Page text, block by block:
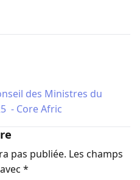
des Ministres du
- Core Afric
pas publiée. Les champs
*